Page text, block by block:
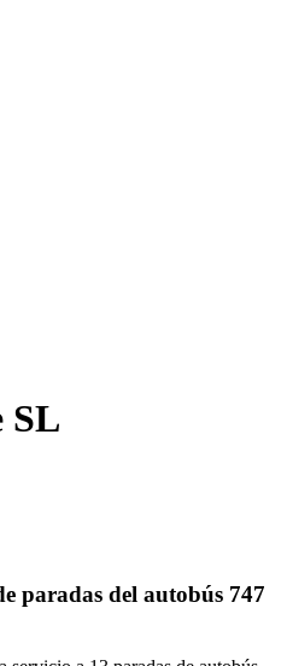
SL
paradas del autobús 747